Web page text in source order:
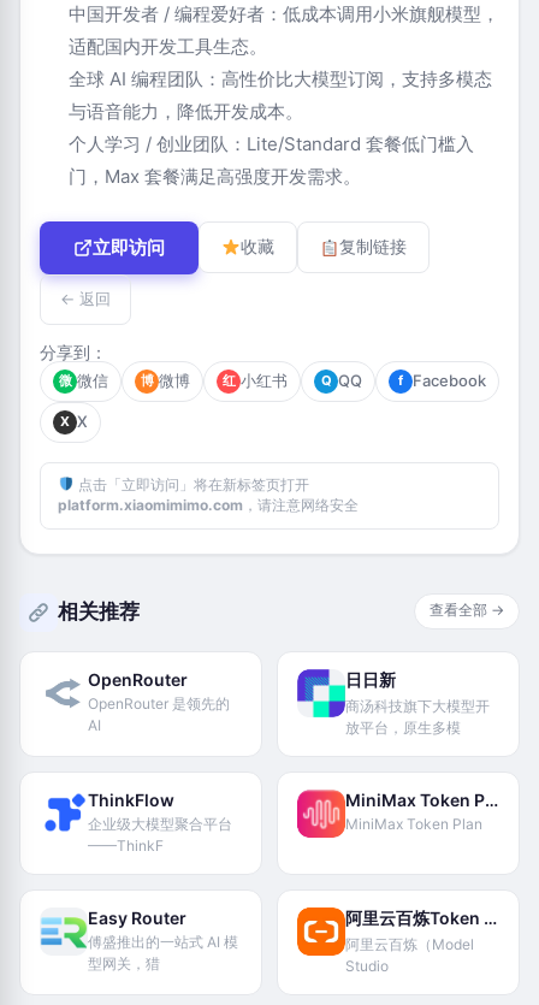
中国开发者 / 编程爱好者：低成本调用小米旗舰模型，
适配国内开发工具生态。
全球 AI 编程团队：高性价比大模型订阅，支持多模态
与语音能力，降低开发成本。
个人学习 / 创业团队：Lite/Standard 套餐低门槛入
门，Max 套餐满足高强度开发需求。
立即访问 收藏 复制链接
← 返回
分享到：
微 微信 博 微博 红 小红书 Q QQ f Facebook
X X
点击「立即访问」将在新标签页打开
platform.xiaomimimo.com ，请注意网络安全
相关推荐 查看全部 →
OpenRouter
OpenRouter 是领先的
AI
日日新
商汤科技旗下大模型开
放平台，原生多模
ThinkFlow
企业级大模型聚合平台
——ThinkF
MiniMax Token Plan
MiniMax Token Plan
Easy Router
傅盛推出的一站式 AI 模
型网关，猎
阿里云百炼Token Plan
阿里云百炼（Model
Studio